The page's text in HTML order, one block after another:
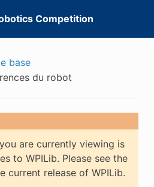
Competition
base
du robot
are currently viewing is
to WPILib. Please see the
current release of WPILib.